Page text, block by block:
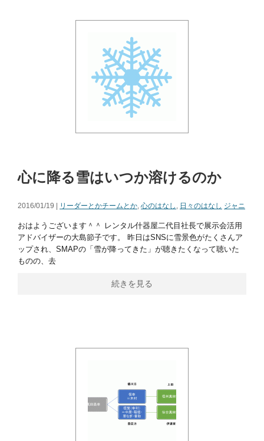
心に降る雪はいつか溶けるのか
2016/01/19 | リーダーとかチームとか, 心のはなし , 日々のはなし ジャニ
おはようございます＾＾ レンタル什器屋二代目社長で展示会活用
アドバイザーの大島節子です。 昨日はSNSに雪景色がたくさんア
ップされ、SMAPの「雪が降ってきた」が聴きたくなって聴いた
ものの、去
続きを見る